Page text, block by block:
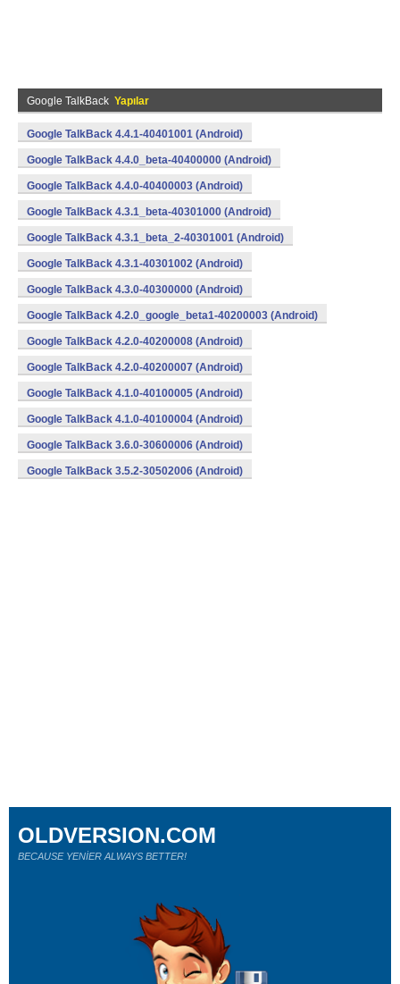
Google TalkBack Yapılar
Google TalkBack 4.4.1-40401001 (Android)
Google TalkBack 4.4.0_beta-40400000 (Android)
Google TalkBack 4.4.0-40400003 (Android)
Google TalkBack 4.3.1_beta-40301000 (Android)
Google TalkBack 4.3.1_beta_2-40301001 (Android)
Google TalkBack 4.3.1-40301002 (Android)
Google TalkBack 4.3.0-40300000 (Android)
Google TalkBack 4.2.0_google_beta1-40200003 (Android)
Google TalkBack 4.2.0-40200008 (Android)
Google TalkBack 4.2.0-40200007 (Android)
Google TalkBack 4.1.0-40100005 (Android)
Google TalkBack 4.1.0-40100004 (Android)
Google TalkBack 3.6.0-30600006 (Android)
Google TalkBack 3.5.2-30502006 (Android)
OLDVERSION.COM
BECAUSE YENİER ALWAYS BETTER!